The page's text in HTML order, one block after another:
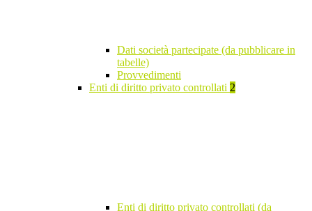
Dati società partecipate (da pubblicare in
tabelle)
Provvedimenti
Enti di diritto privato controllati 2
Enti di diritto privato controllati (da